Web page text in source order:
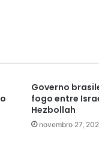
Governo
fogo entre
Hezbollah
novembro 27,